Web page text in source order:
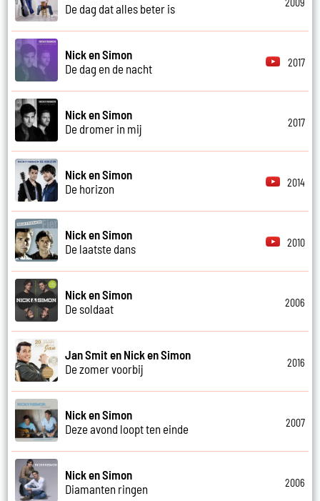
De dag dat alles beter is
Nick en Simon
De dag en de nacht
2017
Nick en Simon
De dromer in mij
2017
Nick en Simon
De horizon
2014
Nick en Simon
De laatste dans
2010
Nick en Simon
De soldaat
2006
Jan Smit en Nick en Simon
De zomer voorbij
2016
Nick en Simon
Deze avond loopt ten einde
2007
Nick en Simon
Diamanten ringen
2006